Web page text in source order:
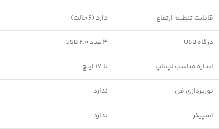
قابلیت تنظیم ارتفاع دارد (6 حالت)
درگاه USB 3 عدد USB 2.0
اندازه مناسب لپ‌تاپ تا 17 اینچ
نورپردازی فن ندارد
اسپیکر ندارد